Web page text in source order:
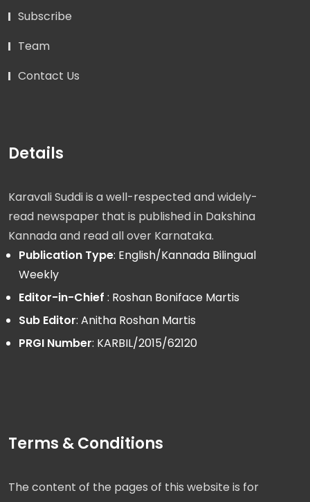
Subscribe
Team
Contact Us
Details
Karavali Suddi is a well-respected and widely-
read newspaper that is published in Dakshina
Kannada and read all over Karnataka.
Publication Type: English/Kannada Bilingual
Weekly
Editor-in-Chief : Roshan Boniface Martis
Sub Editor: Anitha Roshan Martis
PRGI Number: KARBIL/2015/62120
Terms & Conditions
The content of the pages of this website is for